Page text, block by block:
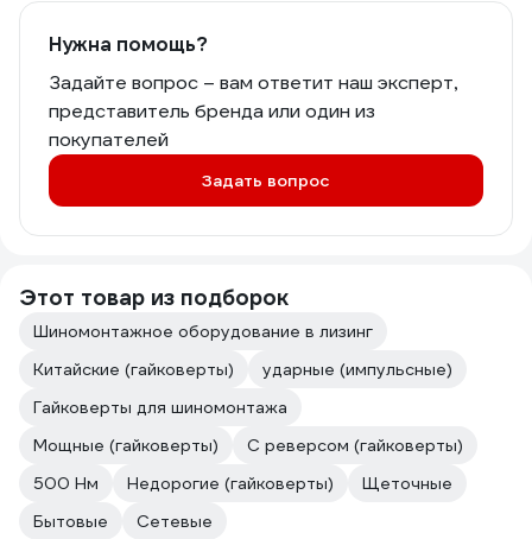
Нужна помощь?
Задайте вопрос – вам ответит наш эксперт,
представитель бренда или один из
покупателей
Задать вопрос
Этот товар из подборок
Шиномонтажное оборудование в лизинг
Китайские (гайковерты)
ударные (импульсные)
Гайковерты для шиномонтажа
Мощные (гайковерты)
С реверсом (гайковерты)
500 Нм
Недорогие (гайковерты)
Щеточные
Бытовые
Сетевые